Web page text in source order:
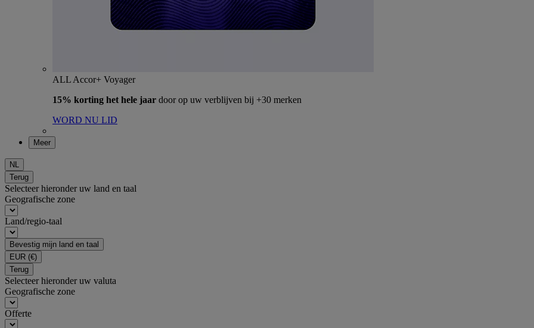
ALL Accor+ Voyager
15% korting het hele jaar door op uw verblijven bij +30 merken
WORD NU LID
Meer
NL
Terug
Selecteer hieronder uw land en taal
Geografische zone
Land/regio-taal
Bevestig mijn land en taal
EUR (€)
Terug
Selecteer hieronder uw valuta
Geografische zone
Offerte